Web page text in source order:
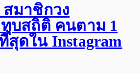
มาชิกวง
ทุบสถิติ คนตาม 1
สุดใน Instagram